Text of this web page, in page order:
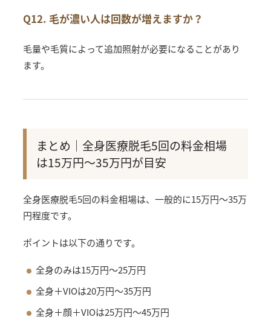
Q12. 毛が濃い人は回数が増えますか？
毛量や毛質によって追加照射が必要になることがあり
ます。
まとめ｜全身医療脱毛5回の料金相場
は15万円〜35万円が目安
全身医療脱毛5回の料金相場は、一般的に15万円〜35万
円程度です。
ポイントは以下の通りです。
全身のみは15万円〜25万円
全身＋VIOは20万円〜35万円
全身＋顔＋VIOは25万円〜45万円